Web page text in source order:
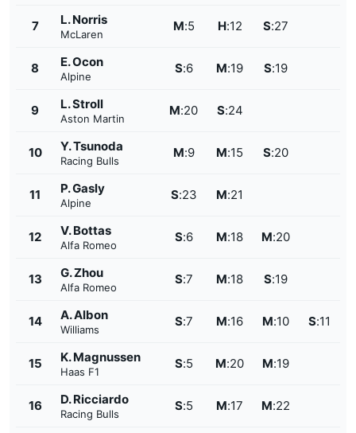
7 L. Norris
McLaren
M:5 H:12 S:27
8 E. Ocon
Alpine
S:6 M:19 S:19
9 L. Stroll
Aston Martin
M:20 S:24
10 Y. Tsunoda
Racing Bulls
M:9 M:15 S:20
11 P. Gasly
Alpine
S:23 M:21
12 V. Bottas
Alfa Romeo
S:6 M:18 M:20
13 G. Zhou
Alfa Romeo
S:7 M:18 S:19
14 A. Albon
Williams
S:7 M:16 M:10 S:11
15 K. Magnussen
Haas F1
S:5 M:20 M:19
16 D. Ricciardo
Racing Bulls
S:5 M:17 M:22